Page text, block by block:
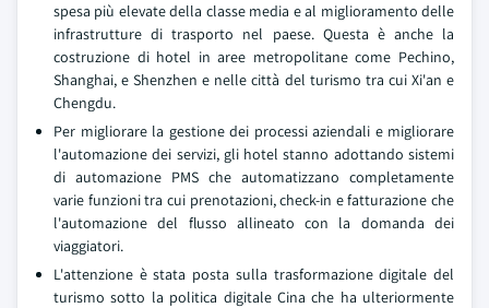
spesa più elevate della classe media e al miglioramento delle
infrastrutture di trasporto nel paese. Questa è anche la
costruzione di hotel in aree metropolitane come Pechino,
Shanghai, e Shenzhen e nelle città del turismo tra cui Xi'an e
Chengdu.
Per migliorare la gestione dei processi aziendali e migliorare
l'automazione dei servizi, gli hotel stanno adottando sistemi
di automazione PMS che automatizzano completamente
varie funzioni tra cui prenotazioni, check-in e fatturazione che
l'automazione del flusso allineato con la domanda dei
viaggiatori.
L'attenzione è stata posta sulla trasformazione digitale del
turismo sotto la politica digitale Cina che ha ulteriormente